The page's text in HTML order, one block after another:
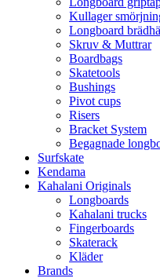
Kullager
Longboard
Skruv & Muttrar
Boardbags
Skatetools
Bushings
Pivot cups
Risers
Bracket System
Begagnade
Surfskate
Kendama
Kahalani Originals
Longboards
Kahalani trucks
Fingerboards
Skaterack
Kläder
Brands